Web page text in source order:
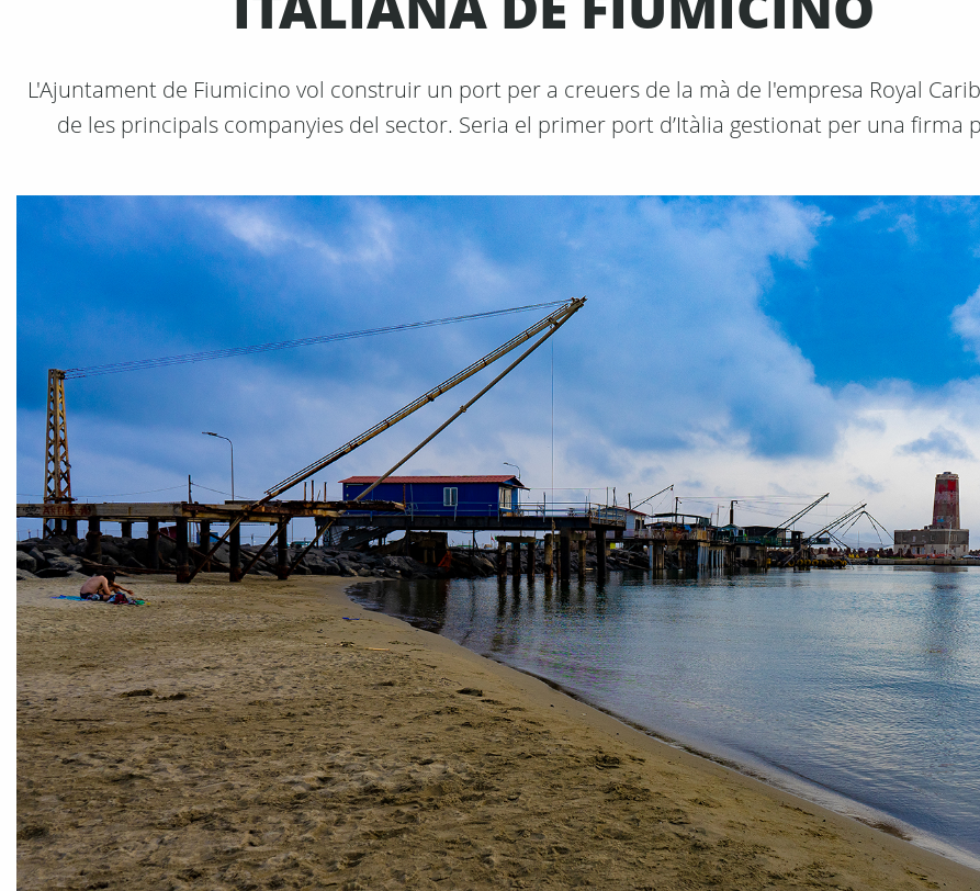
L'Ajuntament de Fiumicino vol construir un port per a creuers de la mà de l'empresa Royal
de les principals companyies del sector. Seria el primer port d’Itàlia gestionat per una firma